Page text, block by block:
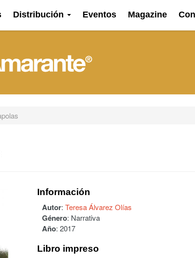
Distribución Eventos Magazine
Información
Autor: Teresa Álvarez Olías
Género: Narrativa
Año: 2017
Libro impreso